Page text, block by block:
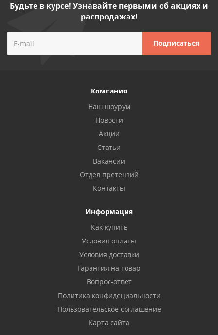
Будьте в курсе! Узнавайте первыми об акциях и
распродажах!
Компания
Наш шоурум
Новости
Акции
Статьи
Вакансии
Отдел претензий
Контакты
Информация
Как купить
Условия оплаты
Условия доставки
Гарантия на товар
Вопрос-ответ
Политика конфидециальности
Пользовательское соглашение
Карта сайта